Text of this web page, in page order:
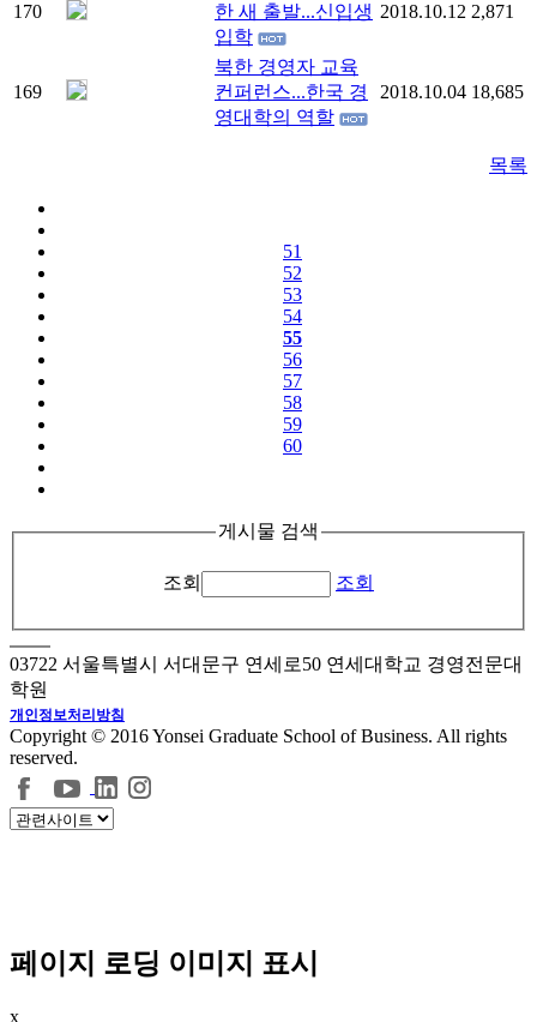
170
한 새 출발...신입생
입학
2018.10.12 2,871
169
북한 경영자 교육
컨퍼런스...한국 경
영대학의 역할
2018.10.04 18,685
목록
51
52
53
54
55
56
57
58
59
60
게시물 검색
조회 조회
03722 서울특별시 서대문구 연세로50 연세대학교 경영전문대
학원
개인정보처리방침
Copyright © 2016 Yonsei Graduate School of Business. All rights
reserved.
페이지 로딩 이미지 표시
x